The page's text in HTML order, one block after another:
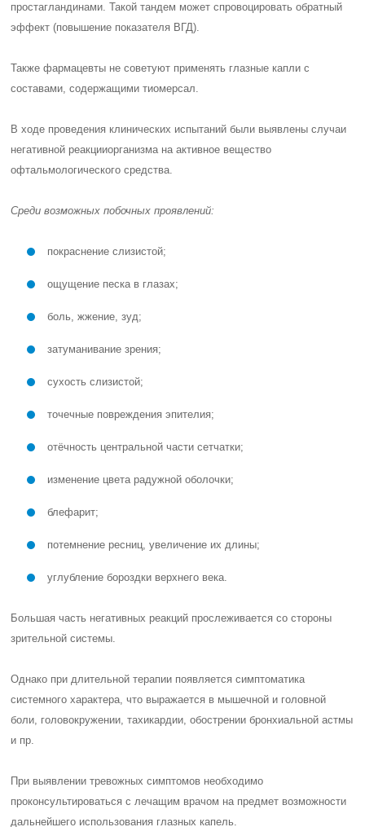
простагландинами. Такой тандем может спровоцировать обратный
эффект (повышение показателя ВГД).
Также фармацевты не советуют применять глазные капли с
составами, содержащимитиомерсал.
В ходе проведения клинических испытаний были выявлены случаи
негативной реакцииорганизма на активное вещество
офтальмологического средства.
Среди возможных побочных проявлений:
покраснение слизистой;
ощущение песка в глазах;
боль, жжение, зуд;
затуманивание зрения;
сухость слизистой;
точечные повреждения эпителия;
отёчность центральной части сетчатки;
изменение цвета радужной оболочки;
блефарит;
потемнение ресниц, увеличение их длины;
углубление бороздки верхнего века.
Большая часть негативных реакций прослеживается со стороны
зрительной системы.
Однако при длительной терапии появляется симптоматика
системного характера, что выражается в мышечной и головной
боли, головокружении, тахикардии, обострении бронхиальной астмы
и пр.
При выявлении тревожных симптомов необходимо
проконсультироваться с лечащим врачом на предмет возможности
дальнейшего использования глазных капель.